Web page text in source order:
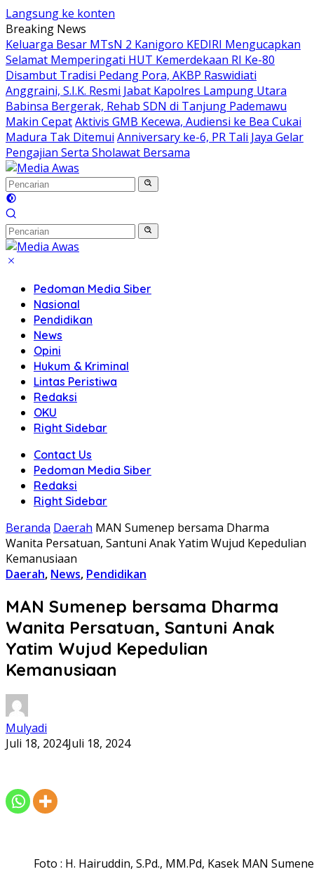
Langsung ke konten
Breaking News
Keluarga Besar MTsN 2 Kanigoro KEDIRI Mengucapkan
Selamat Memperingati HUT Kemerdekaan RI Ke-80
Disambut Tradisi Pedang Pora, AKBP Raswidiati
Anggraini, S.I.K. Resmi Jabat Kapolres Lampung Utara
Babinsa Bergerak, Rehab SDN di Tanjung Pademawu
Makin CepatAktivis GMB Kecewa, Audiensi ke Bea Cukai
Madura Tak Ditemui Anniversary ke-6, PR Tali Jaya Gelar
Pengajian Serta Sholawat Bersama
Pedoman Media Siber
Nasional
Pendidikan
News
Opini
Hukum & Kriminal
Lintas Peristiwa
Redaksi
OKU
Right Sidebar
Contact Us
Pedoman Media Siber
Redaksi
Right Sidebar
Beranda Daerah MAN Sumenep bersama Dharma
Wanita Persatuan, Santuni Anak Yatim Wujud Kepedulian
Kemanusiaan
Daerah, News, Pendidikan
MAN Sumenep bersama Dharma
Wanita Persatuan, Santuni Anak
Yatim Wujud Kepedulian
Kemanusiaan
Mulyadi
Juli 18, 2024Juli 18, 2024
Foto : H. Hairuddin, S.Pd., MM.Pd, Kasek MAN